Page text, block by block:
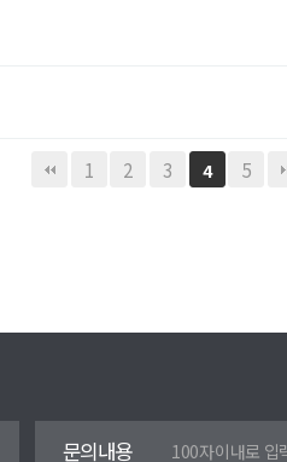
1 2 3 4 5
문의내용